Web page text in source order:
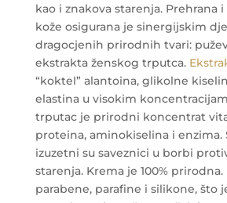
kao i znakova starenja. Prehrana
kože osigurana je sinergijskim
dragocjenih prirodnih tvari:
ekstrakta ženskog trputca.
“koktel” alantoina, glikolne
elastina u visokim
trputac je prirodni koncentrat
proteina, aminokiselina i enzima.
izuzetni su saveznici u borbi
starenja. Krema je 100% prirodna.
parabene, parafine i silikone, što